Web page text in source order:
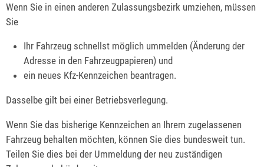
Wenn Sie in einen anderen Zulassungsbezirk umziehen, müssen
Sie
Ihr Fahrzeug schnellst möglich ummelden (Änderung der
Adresse in den Fahrzeugpapieren) und
ein neues Kfz-Kennzeichen beantragen.
Dasselbe gilt bei einer Betriebsverlegung.
Wenn Sie das bisherige Kennzeichen an Ihrem zugelassenen
Fahrzeug behalten möchten, können Sie dies bundesweit tun.
Teilen Sie dies bei der Ummeldung der neu zuständigen